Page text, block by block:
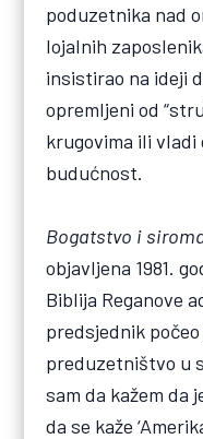
poduzetnika nad
lojalnih
insistirao na ideji
opremljeni od
krugovima ili vladi
budućnost.
Bogatstvo i
objavljena 1981.
Biblija Reganove
predsjednik
preduzetništvo u
sam da kažem da
da se kaže